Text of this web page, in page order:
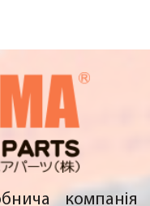
компанія